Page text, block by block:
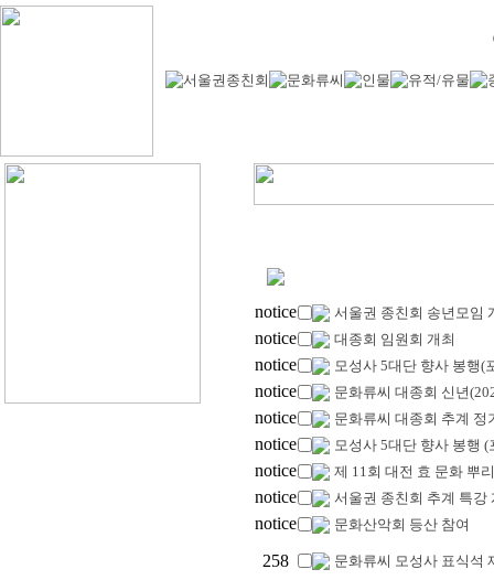
notice 서울권 종친회 송년모임
notice 대종회 임원회 개최
notice 모성사 5대단 향사 봉행(
notice 문화류씨 대종회 신년
notice 문화류씨 대종회 추계 정
notice 모성사 5대단 향사 봉행 (
notice 제 11회 대전 효 문화 뿌
notice 서울권 종친회 추계 특강
notice 문화산악회 등산 참여
258 문화류씨 모성사 표식석